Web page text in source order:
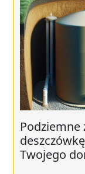
Podziemne
Twojego